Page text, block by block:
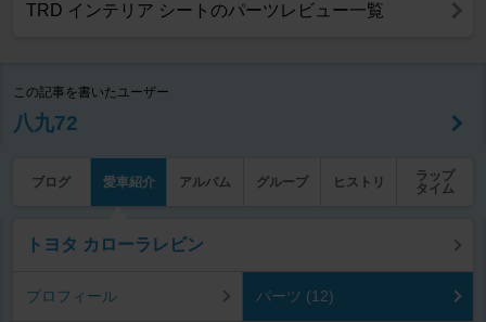
TRD インテリア シートのパーツレビュー一覧
この記事を書いたユーザー
八九72
ブログ 愛車紹介 アルバム グループ ヒストリ
ラップ
タイム
トヨタ カローラレビン
プロフィール パーツ (12)